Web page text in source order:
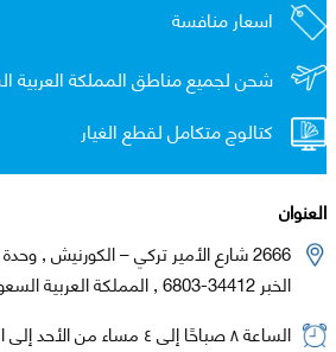
اسعار منافسة
شحن لجميع مناطق المملكة العربية
كتالوج متكامل لقطع الغيار
العنوان
2666 شارع الأمير تركي – الكورنيش , وحدة رقم 102
الخبر 34412-6803 , المملكة العربية السعودية
الساعة ٨ صباحًا إلى ٤ مساء من الأحد إلى الخميس